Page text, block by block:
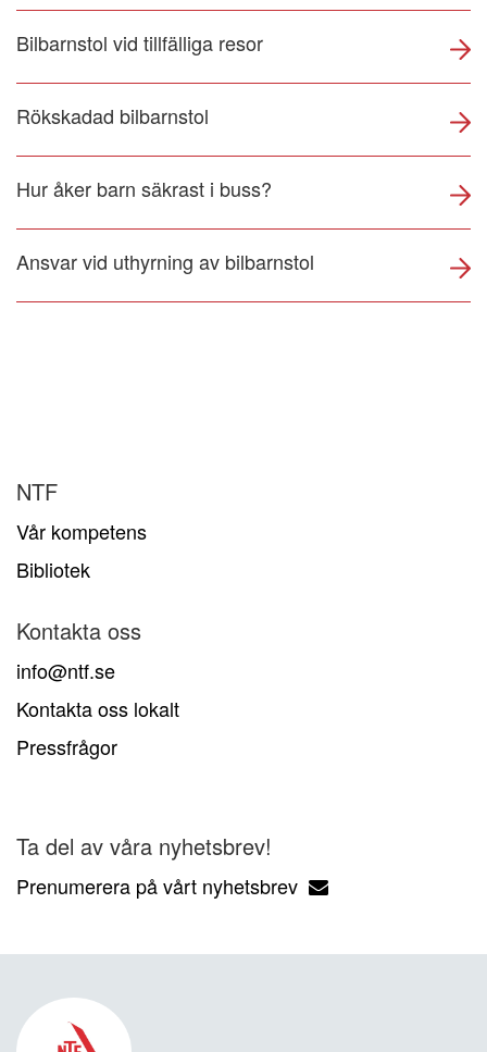
Bilbarnstol vid tillfälliga resor
Rökskadad bilbarnstol
Hur åker barn säkrast i buss?
Ansvar vid uthyrning av bilbarnstol
NTF
Vår kompetens
Bibliotek
Kontakta oss
info@ntf.se
Kontakta oss lokalt
Pressfrågor
Ta del av våra nyhetsbrev!
Prenumerera på vårt nyhetsbrev